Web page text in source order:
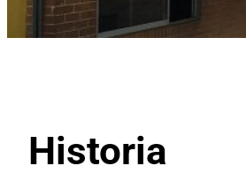
Historia